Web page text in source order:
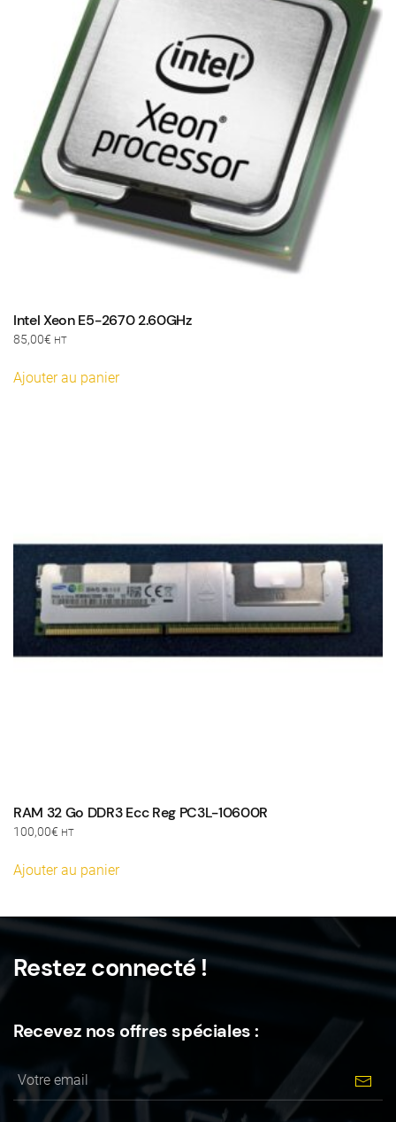
Intel Xeon E5-2670 2.60GHz
85,00€ HT
Ajouter au panier
RAM 32 Go DDR3 Ecc Reg PC3L-10600R
100,00€ HT
Ajouter au panier
Restez connecté !
Recevez nos offres spéciales :